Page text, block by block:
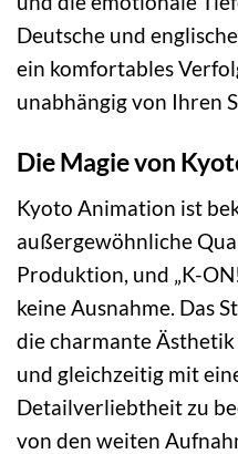
Deutsche und
ein komfortables
unabhängig von Ihren
Die Magie von
Kyoto Animation ist
außergewöhnliche
Produktion, und „K-
keine Ausnahme. Das
die charmante
und gleichzeitig mit
Detailverliebtheit zu
von den weiten